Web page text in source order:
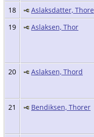
18 Aslaksdatter, Thore
19
Aslaksen, Thor
20 Aslaksen, Thord
21 Bendiksen, Thorer